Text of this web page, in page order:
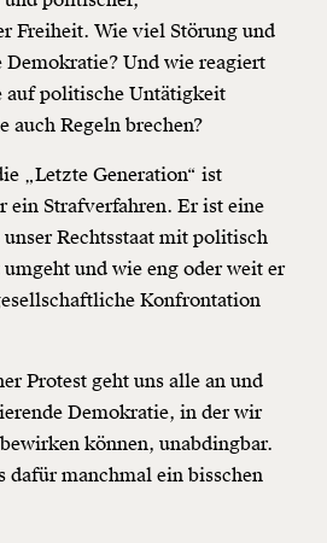
Freiheit. Wie viel Störung und
Demokratie? Und wie reagiert
auf politische Untätigkeit
auch Regeln brechen?
„Letzte Generation“ ist
ein Strafverfahren. Er ist eine
Rechtsstaat mit politisch
und wie eng oder weit er
Konfrontation
Protest geht uns alle an und
Demokratie, in der wir
können, unabdingbar.
dafür manchmal ein bisschen